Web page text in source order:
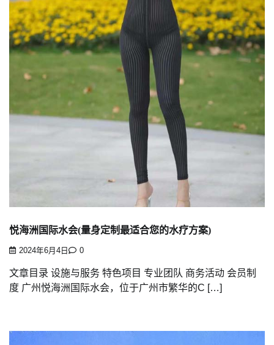
悦海洲国际水会(量身定制最适合您的水疗方案)
2024年6月4日 0
文章目录 设施与服务 特色项目 专业团队 商务活动 会员制
度 广州悦海洲国际水会，位于广州市繁华的C […]